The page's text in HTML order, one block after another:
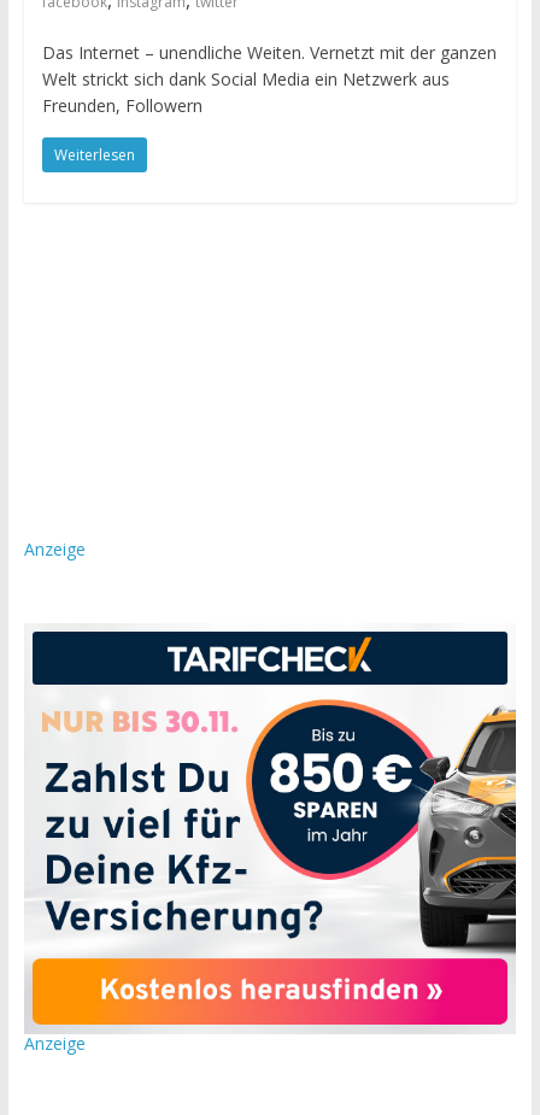
Das Internet – unendliche Weiten. Vernetzt mit der ganzen
Welt strickt sich dank Social Media ein Netzwerk aus
Freunden, Followern
Weiterlesen
Anzeige
Anzeige